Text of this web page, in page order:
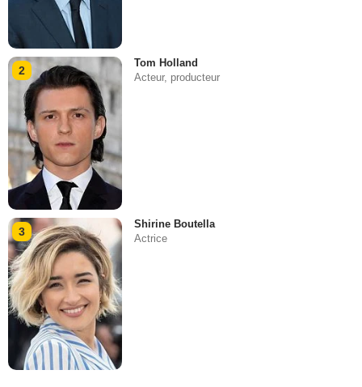
2
Tom Holland
Acteur, producteur
3
Shirine Boutella
Actrice